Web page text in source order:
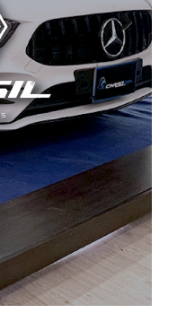
Next